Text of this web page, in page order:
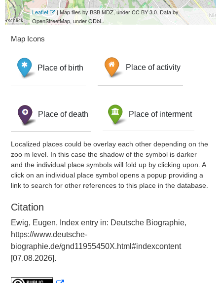
Leaflet
| Map tiles by BSB MDZ, under CC BY 3.0. Data by
OpenStreetMap, under ODbL.
Map Icons
Place of birth Place of activity
Place of death Place of interment
Localized places could be overlay each other depending on the
zoo m level. In this case the shadow of the symbol is darker
and the individual place symbols will fold up by clicking upon. A
click on an individual place symbol opens a popup providing a
link to search for other references to this place in the database.
Citation
Ewig, Eugen, Index entry in: Deutsche Biographie,
https://www.deutsche-
biographie.de/gnd11955450X.html#indexcontent
[07.08.2026].